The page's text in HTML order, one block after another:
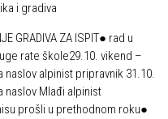
i gradiva
GRADIVA ZA ISPIT● rad u
rate škole29.10. vikend –
naslov alpinist pripravnik 31.10.
Mlađi alpinist
prošli u prethodnom roku●